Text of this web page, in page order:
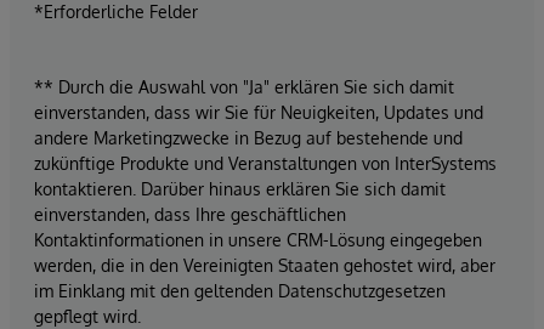
*Erforderliche Felder
** Durch die Auswahl von "Ja" erklären Sie sich damit
einverstanden, dass wir Sie für Neuigkeiten, Updates und
andere Marketingzwecke in Bezug auf bestehende und
zukünftige Produkte und Veranstaltungen von InterSystems
kontaktieren. Darüber hinaus erklären Sie sich damit
einverstanden, dass Ihre geschäftlichen
Kontaktinformationen in unsere CRM-Lösung eingegeben
werden, die in den Vereinigten Staaten gehostet wird, aber
im Einklang mit den geltenden Datenschutzgesetzen
gepflegt wird.